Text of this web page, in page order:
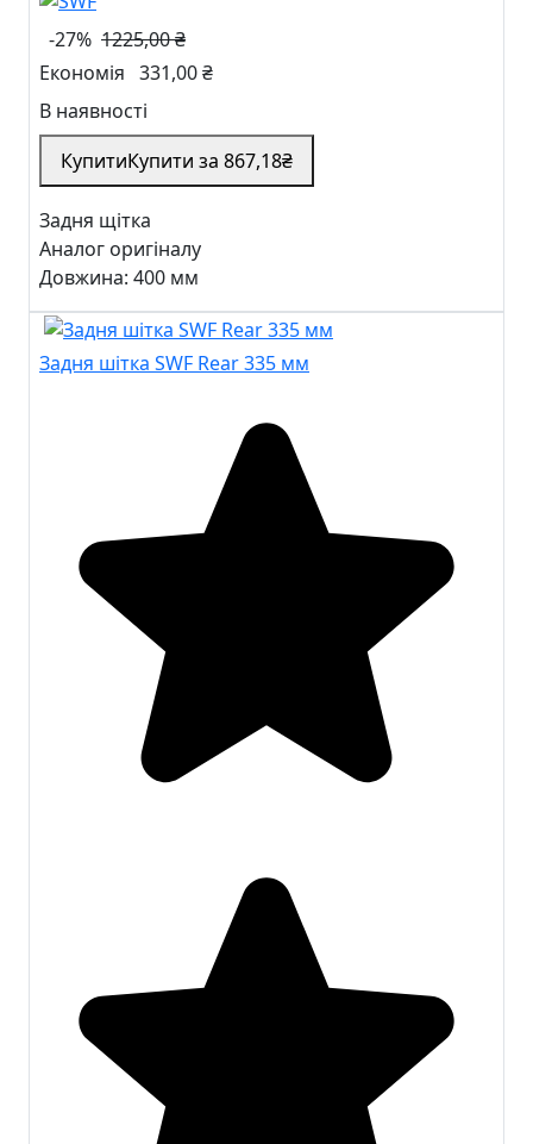
-27% 1225,00 ₴
Економія 331,00 ₴
В наявності
КупитиКупити за 867,18₴
Задня щітка
Аналог оригіналу
Довжина: 400 мм
Задня шітка SWF Rear 335 мм